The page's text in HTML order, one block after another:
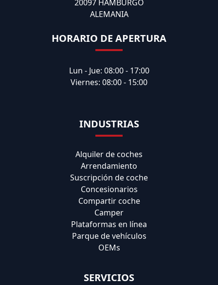
20097 HAMBURGO
ALEMANIA
HORARIO DE APERTURA
Lun - Jue: 08:00 - 17:00
Viernes: 08:00 - 15:00
INDUSTRIAS
Alquiler de coches
Arrendamiento
Suscripción de coche
Concesionarios
Compartir coche
Camper
Plataformas en línea
Parque de vehículos
OEMs
SERVICIOS